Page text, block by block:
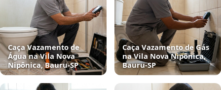
Caça Vazamento de
Água na Vila Nova
Nipônica, Bauru‑SP
Caça Vazamento de Gás
na Vila Nova Nipônica,
Bauru‑SP